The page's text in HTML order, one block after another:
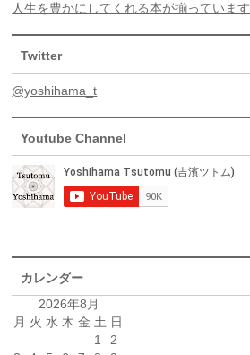
人生を豊かにしてくれる本が揃っています
Twitter
@yoshihama_t
Youtube Channel
カレンダー
2026年8月
月 火 水 木 金 土 日
1
2